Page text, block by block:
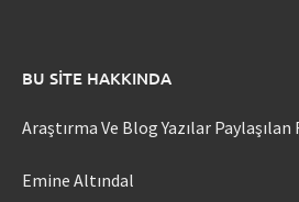
BU SITE HAKKINDA
Araştırma Ve Blog Yazılar
Emine Altındal